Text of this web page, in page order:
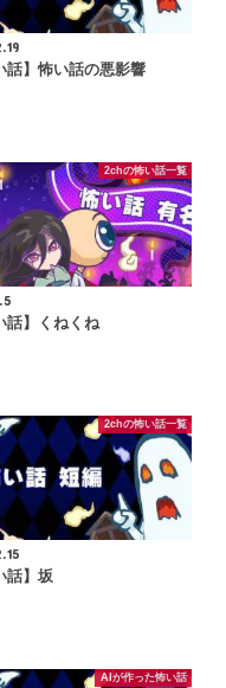
話】怖い話の悪影響
2chの怖い話一覧
話】くねくね
2chの怖い話一覧
話】坂
AIが作った怖い話